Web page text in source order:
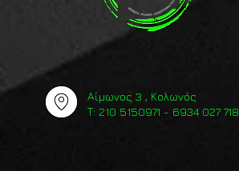
Αίμωνος 3 , Κολωνός
Τ: 210 5150971 - 6934 027 718